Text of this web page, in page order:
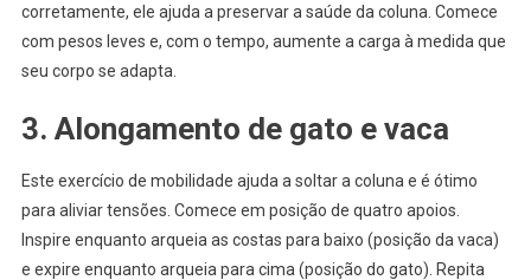
corretamente, ele ajuda a preservar a saúde da coluna. Comece
com pesos leves e, com o tempo, aumente a carga à medida que
seu corpo se adapta.
3. Alongamento de gato e vaca
Este exercício de mobilidade ajuda a soltar a coluna e é ótimo
para aliviar tensões. Comece em posição de quatro apoios.
Inspire enquanto arqueia as costas para baixo (posição da vaca)
e expire enquanto arqueia para cima (posição do gato). Repita